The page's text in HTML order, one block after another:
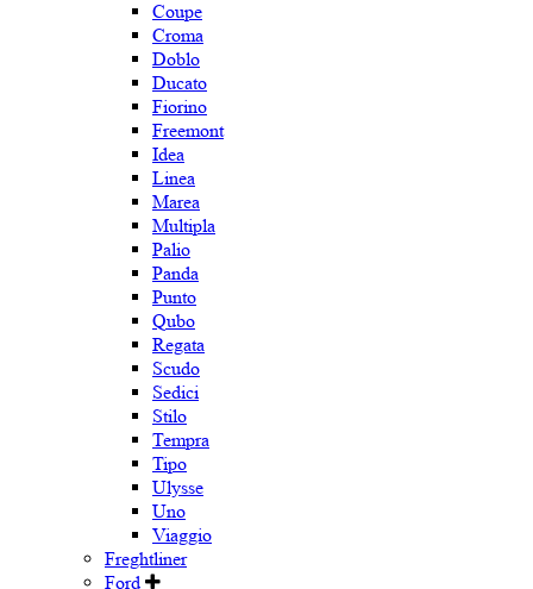
Coupe
Croma
Doblo
Ducato
Fiorino
Freemont
Idea
Linea
Marea
Multipla
Palio
Panda
Punto
Qubo
Regata
Scudo
Sedici
Stilo
Tempra
Tipo
Ulysse
Uno
Viaggio
Freghtliner
Ford